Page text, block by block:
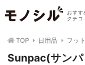
おすす
クチコ
TOP 日用品 フッ
Sunpac(サン